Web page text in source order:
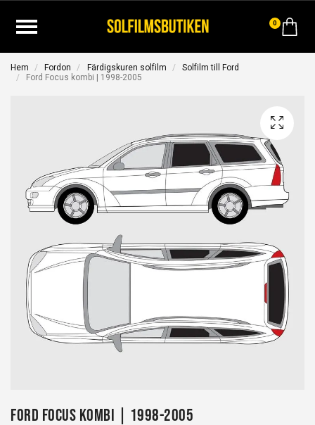
0
Hem Fordon Färdigskuren solfilm
Solfilm till Ford
Ford Focus kombi | 1998-2005
Ford Focus kombi | 1998-2005